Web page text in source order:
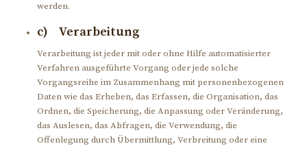
werden.
c) Verarbeitung
Verarbeitung ist jeder mit oder ohne Hilfe automatisierter
Verfahren ausgeführte Vorgang oder jede solche
Vorgangsreihe im Zusammenhang mit personenbezogenen
Daten wie das Erheben, das Erfassen, die Organisation, das
Ordnen, die Speicherung, die Anpassung oder Veränderung,
das Auslesen, das Abfragen, die Verwendung, die
Offenlegung durch Übermittlung, Verbreitung oder eine